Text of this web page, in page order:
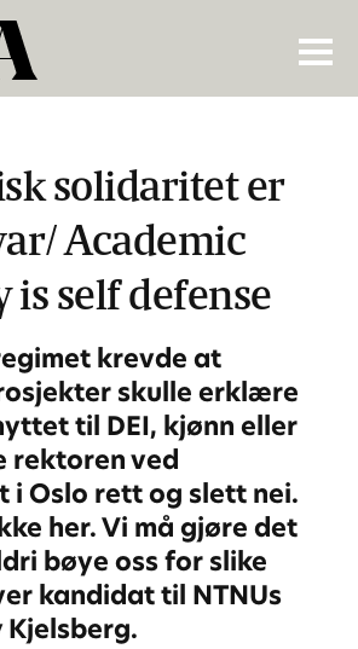
solidaritet er
Academic
self defense
krevde at
skulle erklære
til DEI, kjønn eller
rektoren ved
i Oslo rett og slett nei.
her. Vi må gjøre det
bøye oss for slike
kandidat til NTNUs
Kjelsberg.